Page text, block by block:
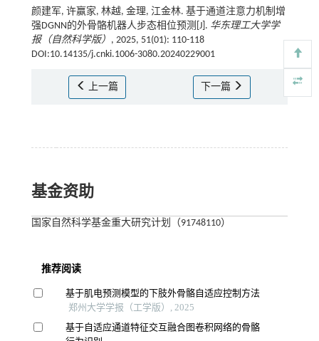
颜建军, 许赢家, 林越, 金理, 江金林. 基于通道注意力机制增
强DGNN的外骨骼机器人步态相位预测[J]. 华东理工大学学
报（自然科学版） , 2025, 51(01): 110-118
DOI:10.14135/j.cnki.1006-3080.20240229001
上一篇 下一篇
基金资助
国家自然科学基金重大研究计划（91748110）